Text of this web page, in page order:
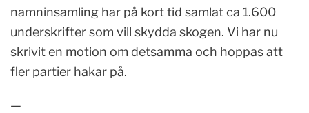
namninsamling har på kort tid samlat ca 1.600
underskrifter som vill skydda skogen. Vi har nu
skrivit en motion om detsamma och hoppas att
fler partier hakar på.
—